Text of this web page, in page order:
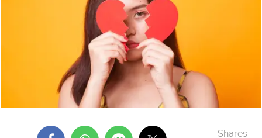
Shares